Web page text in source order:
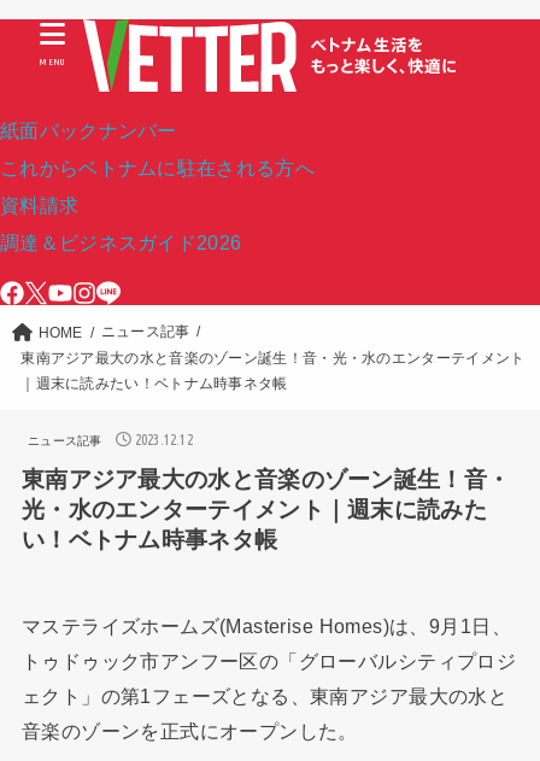
紙面バックナンバー
これからベトナムに駐在される方へ
資料請求
調達＆ビジネスガイド2026
MENU
HOME
ニュース記事
東南アジア最大の水と音楽のゾーン誕生！音・光・水のエンターテイメント
｜週末に読みたい！ベトナム時事ネタ帳
ニュース記事 2023.12.12
東南アジア最大の水と音楽のゾーン誕生！音・
光・水のエンターテイメント｜週末に読みた
い！ベトナム時事ネタ帳
マステライズホームズ(Masterise Homes)は、9月1日、
トゥドゥック市アンフー区の「グローバルシティプロジ
ェクト」の第1フェーズとなる、東南アジア最大の水と
音楽のゾーンを正式にオープンした。